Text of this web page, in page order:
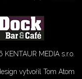
MEDIA s.r.o.
vytvořil Tom Atom